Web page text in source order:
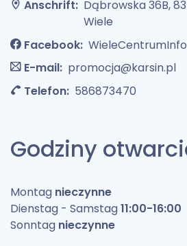
Anschrift: Dąbrowska 36B,
Wiele
Facebook:
E-mail: promocja@karsin.pl
Telefon: 586873470
Godziny
Montag nieczynne
Dienstag - Samstag11:00-16:00
Sonntag nieczynne